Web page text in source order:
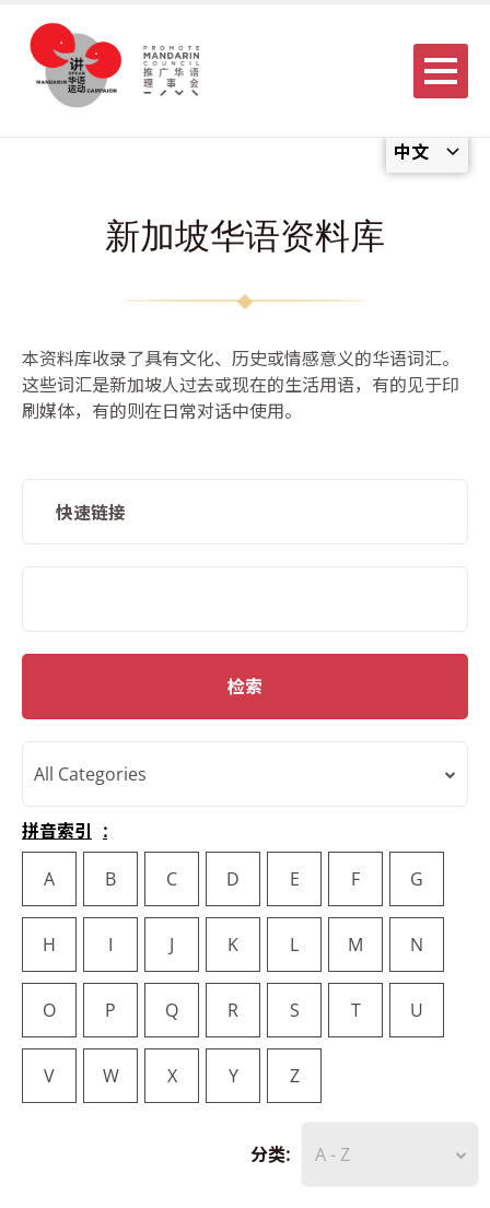
中文
Menu
新加坡华语资料库
本资料库收录了具有文化、历史或情感意义的华语词汇。
这些词汇是新加坡人过去或现在的生活用语，有的见于印
刷媒体，有的则在日常对话中使用。
快速链接
检索
All Categories
拼音索引
A
B C D E F G
H I J K L M N
O P Q R S T U
V W X Y Z
分类: A - Z